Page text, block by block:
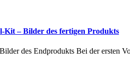
Kit – Bilder des fertigen Produkts
des Endprodukts Bei der ersten